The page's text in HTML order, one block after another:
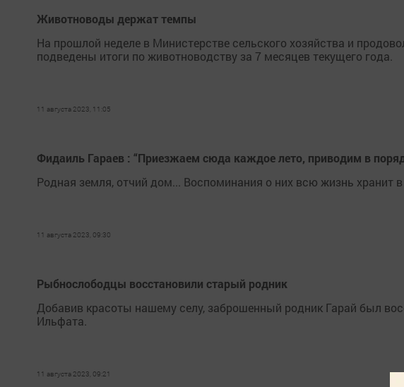
Животноводы держат темпы
На прошлой неделе в Министерстве сельского хозяйства и
подведены итоги по животноводству за 7 месяцев текущего года.
11 августа 2023, 11:05
Фидаиль Гараев : “Приезжаем сюда каждое лето, приводим в
Родная земля, отчий дом... Воспоминания о них всю жизнь хранит
11 августа 2023, 09:30
Рыбнослободцы восстановили старый родник
Добавив красоты нашему селу, заброшенный родник Гарай был
Ильфата.
11 августа 2023, 09:21